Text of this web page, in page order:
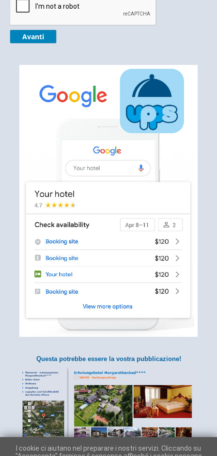
Questa potrebbe essere la vostra pubblicazione!
I cookie ci aiutano nel preparare i nostri servizi. Cliccando su